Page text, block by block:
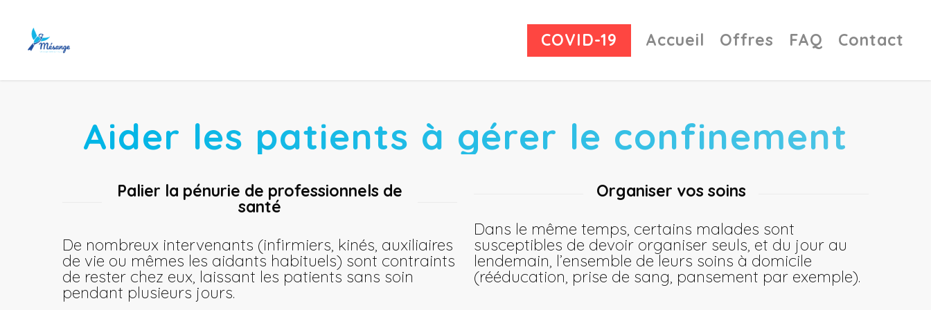
COVID-19 Accueil Offres FAQ Contact
Aider les patients à gérer le confinement
Palier la pénurie de professionnels de
santé
De nombreux intervenants (infirmiers, kinés, auxiliaires
de vie ou mêmes les aidants habituels) sont contraints
de rester chez eux, laissant les patients sans soin
pendant plusieurs jours.
Organiser vos soins
Dans le même temps, certains malades sont
susceptibles de devoir organiser seuls, et du jour au
lendemain, l’ensemble de leurs soins à domicile
(rééducation, prise de sang, pansement par exemple).